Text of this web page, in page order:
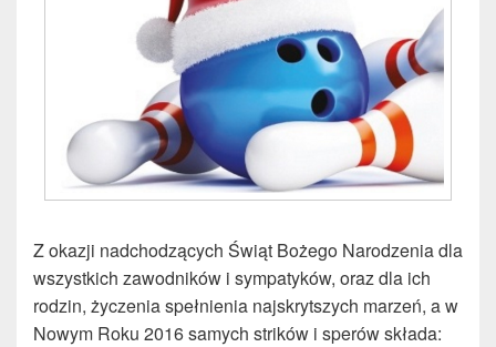
Z okazji nadchodzących Świąt Bożego Narodzenia dla
wszystkich zawodników i sympatyków, oraz dla ich
rodzin, życzenia spełnienia najskrytszych marzeń, a w
Nowym Roku 2016 samych strików i sperów składa: